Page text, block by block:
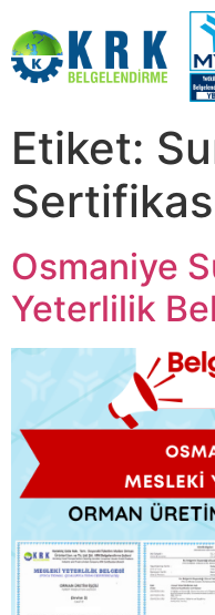
Etiket:
Osmaniye
Yeterlilik